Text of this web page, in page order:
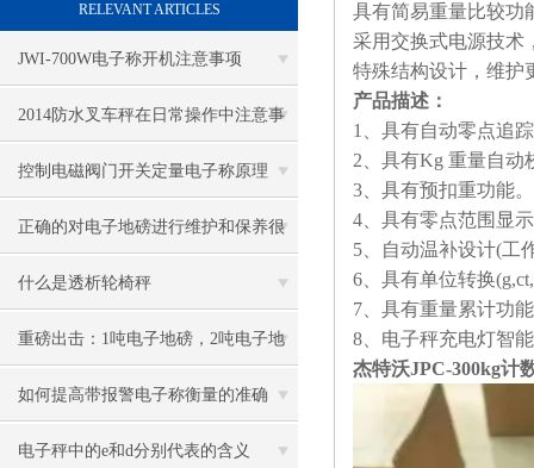
RELEVANT ARTICLES
JWI-700W电子称开机注意事项
2014防水叉车秤在日常操作中注意事
项
控制电磁阀门开关定量电子称原理
正确的对电子地磅进行维护和保养很
有必要
什么是透析轮椅秤
重磅出击：1吨电子地磅，2吨电子地
磅秤，3吨地磅低价狂甩
如何提高带报警电子称衡量的准确
度？
电子秤中的e和d分别代表的含义
具有简易重量比较功
采用交换式电源技术
特殊结构设计，维护
产品描述：
1
、具有自动零点追
2 、具有Kg 重量自动
3 、具有预扣重功能。
4 、具有零点范围显
5 、自动温补设计(工
6 、具有单位转换
7 、具有重量累计功
8 、电子秤充电灯智
杰特沃JPC-300kg计